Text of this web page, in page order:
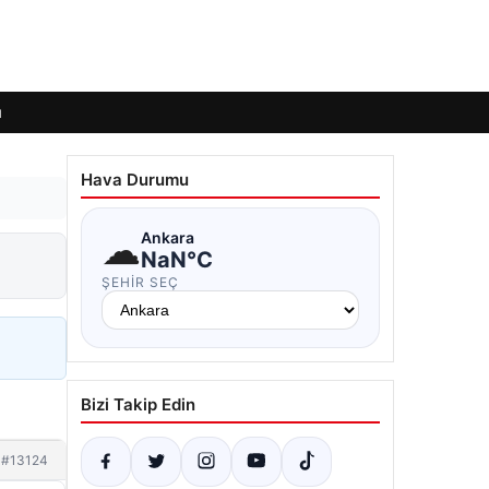
#13124
Hava Durumu
☁Ankara
NaN°C
ŞEHIR SEÇ
Bizi Takip Edin